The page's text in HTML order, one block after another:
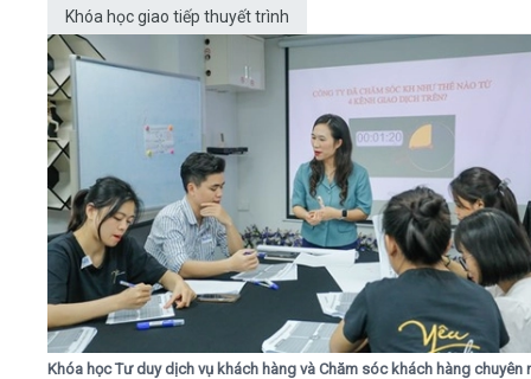
Khóa học giao tiếp thuyết trình
Khóa học Tư duy dịch vụ khách hàng và Chăm sóc khách hàng chuyên